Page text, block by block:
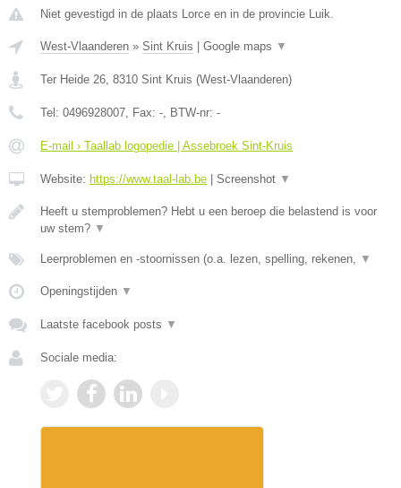
Niet gevestigd in de plaats Lorce en in de provincie Luik.
West-Vlaanderen » Sint Kruis | Google maps ▼
Ter Heide 26 8310 Sint Kruis (West-Vlaanderen)
Tel: 0496928007 , Fax: - , BTW-nr: -
E-mail › Taallab logopedie | Assebroek Sint-Kruis
Website: https://www.taal-lab.be | Screenshot ▼
Heeft u stemproblemen? Hebt u een beroep die belastend is voor
uw stem? ▼
Leerproblemen en -stoornissen (o.a. lezen, spelling, rekenen, ▼
Openingstijden ▼
Laatste facebook posts ▼
Sociale media: